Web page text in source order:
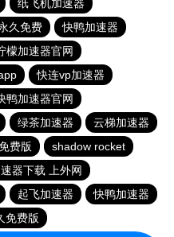
纸飞机加速器
久免费
快鸭加速器
檬加速器官网
快连vp加速器
鸭加速器官网
绿茶加速器
云梯加速器
费版
shadow rocket
器下载 上外网
起飞加速器
快鸭加速器
免费版